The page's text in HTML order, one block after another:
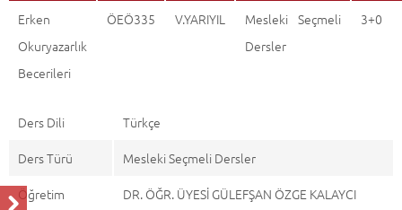
Erken
Okuryazarlık
Becerileri
ÖEÖ335 V.YARIYIL
Mesleki Seçmeli
Dersler
3+0
Ders Dili
Türkçe
Ders Türü
Mesleki Seçmeli Dersler
Öğretim
DR. ÖĞR. ÜYESİ GÜLEFŞAN ÖZGE KALAYCI